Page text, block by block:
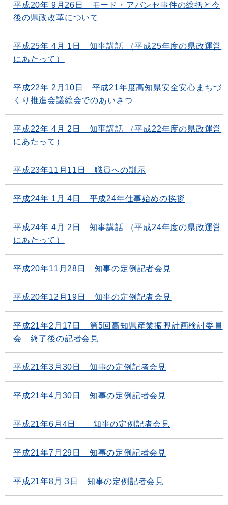
平成20年 9月26日 モード・アバンセ事件の総括と今
後の県政改革について
平成25年 4月 1日 知事講話 （平成25年度の県政運営
にあたって）
平成22年 2月10日 平成21年度高知県安全安心まちづ
くり推進会議総会でのあいさつ
平成22年 4月 2日 知事講話 （平成22年度の県政運営
にあたって）
平成23年11月11日 職員への訓示
平成24年 1月 4日 平成24年仕事始めの挨拶
平成24年 4月 2日 知事講話 （平成24年度の県政運営
にあたって）
平成20年11月28日 知事の定例記者会見
平成20年12月19日 知事の定例記者会見
平成21年2月17日 第5回高知県産業振興計画検討委員
会 終了後の記者会見
平成21年3月30日 知事の定例記者会見
平成21年4月30日 知事の定例記者会見
平成21年6月4日 知事の定例記者会見
平成21年7月29日 知事の定例記者会見
平成21年8月 3日 知事の定例記者会見